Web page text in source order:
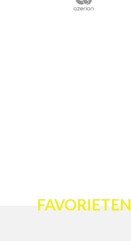
FAVORIETEN